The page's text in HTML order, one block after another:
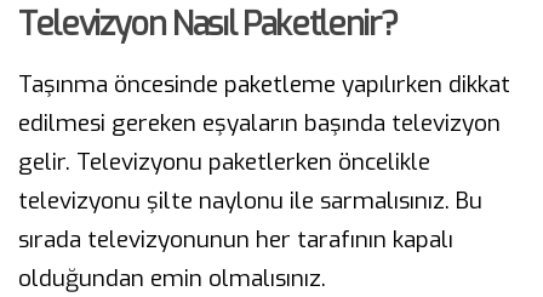
Televizyon Nasıl Paketlenir?
Taşınma öncesinde paketleme yapılırken dikkat
edilmesi gereken eşyaların başında televizyon
gelir. Televizyonu paketlerken öncelikle
televizyonu şilte naylonu ile sarmalısınız. Bu
sırada televizyonunun her tarafının kapalı
olduğundan emin olmalısınız.